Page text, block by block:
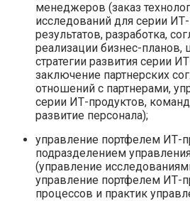
менеджеров (заказ
исследований для серии
результатов, разработка,
реализации бизнес-планов,
стратегии развития серии
заключение партнерских
отношений с партнерами,
серии ИТ-продуктов,
развитие персонала);
управление портфелем ИТ-
подразделением
(управление
управление портфелем ИТ-
процессов и практик